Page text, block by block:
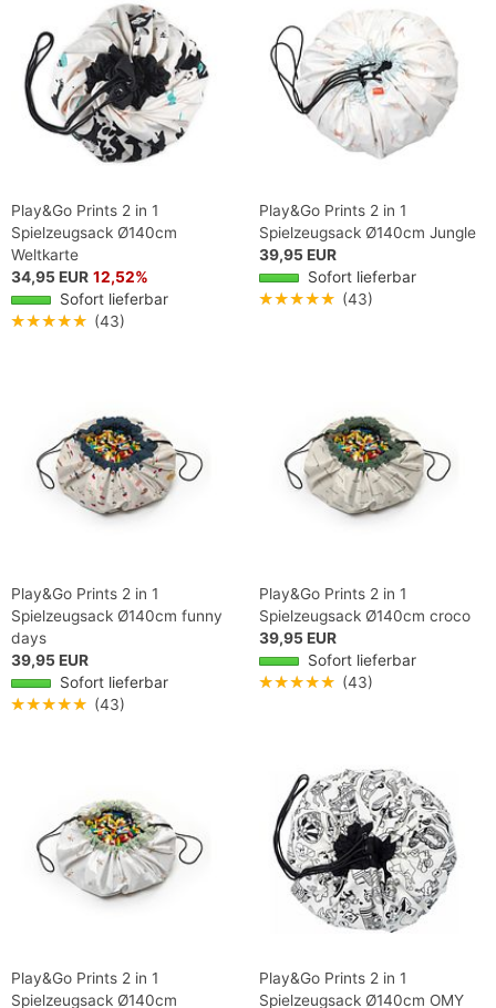
Play&Go Prints 2 in 1
Spielzeugsack Ø140cm
Weltkarte
34,95 EUR 12,52%
Sofort lieferbar
★★★★★ (43)
Play&Go Prints 2 in 1
Spielzeugsack Ø140cm Jungle
39,95 EUR
Sofort lieferbar
★★★★★ (43)
Play&Go Prints 2 in 1
Spielzeugsack Ø140cm funny
days
39,95 EUR
Sofort lieferbar
★★★★★ (43)
Play&Go Prints 2 in 1
Spielzeugsack Ø140cm croco
39,95 EUR
Sofort lieferbar
★★★★★ (43)
Play&Go Prints 2 in 1
Spielzeugsack Ø140cm
Play&Go Prints 2 in 1
Spielzeugsack Ø140cm OMY